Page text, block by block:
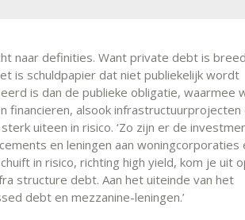
naar definities. Want private debt is
is schuldpapier dat niet publiekelijk wordt
is dan de publieke obligatie, waarmee
financieren, alsook infrastructuurprojecten
uiteen in risico. ‘Zo zijn er de
en leningen aan woningcorporaties
in risico, richting high yield, kom je uit
structure debt. Aan het uiteinde van het
debt en mezzanine-leningen.’